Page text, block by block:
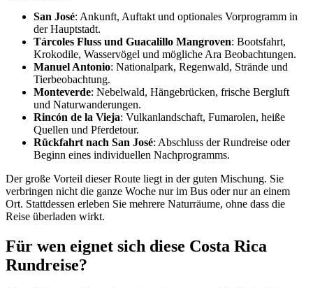
San José: Ankunft, Auftakt und optionales Vorprogramm in
der Hauptstadt.
Tárcoles Fluss und Guacalillo Mangroven: Bootsfahrt,
Krokodile, Wasservögel und mögliche Ara Beobachtungen.
Manuel Antonio: Nationalpark, Regenwald, Strände und
Tierbeobachtung.
Monteverde: Nebelwald, Hängebrücken, frische Bergluft
und Naturwanderungen.
Rincón de la Vieja: Vulkanlandschaft, Fumarolen, heiße
Quellen und Pferdetour.
Rückfahrt nach San José: Abschluss der Rundreise oder
Beginn eines individuellen Nachprogramms.
Der große Vorteil dieser Route liegt in der guten Mischung. Sie
verbringen nicht die ganze Woche nur im Bus oder nur an einem
Ort. Stattdessen erleben Sie mehrere Naturräume, ohne dass die
Reise überladen wirkt.
Für wen eignet sich diese Costa Rica
Rundreise?